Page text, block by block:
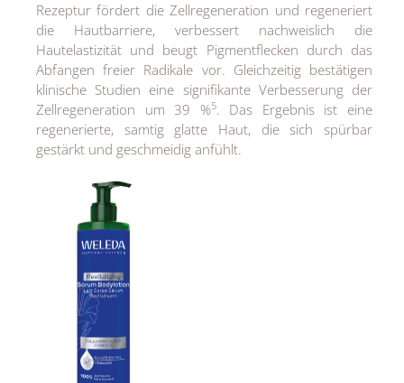
Rezeptur fördert die Zellregeneration und regeneriert
die Hautbarriere, verbessert nachweislich die
Hautelastizität und beugt Pigmentflecken durch das
Abfangen freier Radikale vor. Gleichzeitig bestätigen
klinische Studien eine signifikante Verbesserung der
Zellregeneration um 39 %5. Das Ergebnis ist eine
regenerierte, samtig glatte Haut, die sich spürbar
gestärkt und geschmeidig anfühlt.